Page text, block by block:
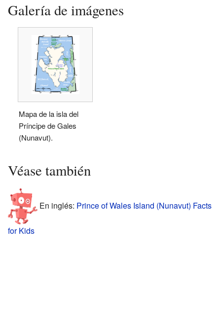
Galería de imágenes
Mapa de la isla del
Príncipe de Gales
(Nunavut).
Véase también
En inglés: Prince of Wales Island (Nunavut) Facts
for Kids